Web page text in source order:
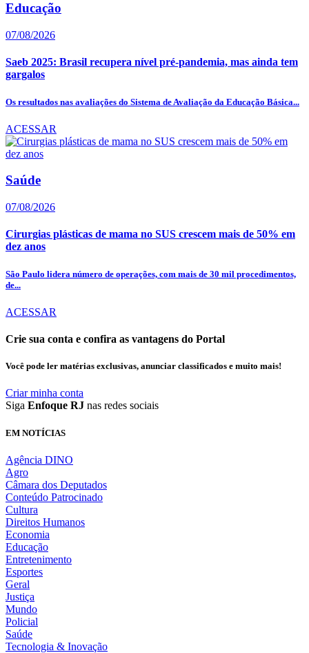
Educação
07/08/2026
Saeb 2025: Brasil recupera nível pré-pandemia, mas ainda tem
gargalos
Os resultados nas avaliações do Sistema de Avaliação da Educação Básica...
ACESSAR
Saúde
07/08/2026
Cirurgias plásticas de mama no SUS crescem mais de 50% em
dez anos
São Paulo lidera número de operações, com mais de 30 mil procedimentos,
de...
ACESSAR
Crie sua conta e confira as vantagens do Portal
Você pode ler matérias exclusivas, anunciar classificados e muito mais!
Criar minha conta
Siga Enfoque RJ nas redes sociais
EM NOTÍCIAS
Agência DINO
Agro
Câmara dos Deputados
Conteúdo Patrocinado
Cultura
Direitos Humanos
Economia
Educação
Entretenimento
Esportes
Geral
Justiça
Mundo
Policial
Saúde
Tecnologia & Inovação